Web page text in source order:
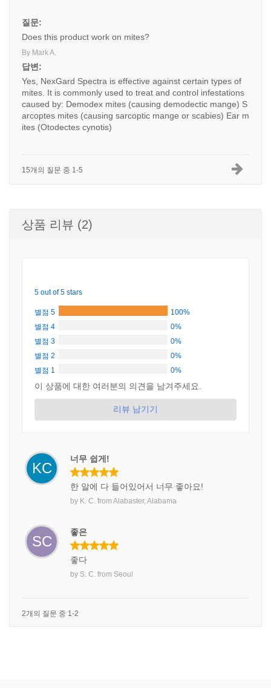
질문:
Does this product work on mites?
By Mark A.
답변:
Yes, NexGard Spectra is effective against certain types of
mites. It is commonly used to treat and control infestations
caused by: Demodex mites (causing demodectic mange) S
arcoptes mites (causing sarcoptic mange or scabies) Ear m
ites (Otodectes cynotis)
15개의 질문 중 1-5
상품 리뷰 (2)
5 out of 5 stars
별점 5
100%
별점 4
0%
별점 3
0%
별점 2
0%
별점 1
0%
이 상품에 대한 여러분의 의견을 남겨주세요.
리뷰 남기기
KC
너무 쉽게!
한 알에 다 들어있어서 너무 좋아요!
by K. C. from Alabaster, Alabama
SC
좋은
좋다
by S. C. from Seoul
2개의 질문 중 1-2